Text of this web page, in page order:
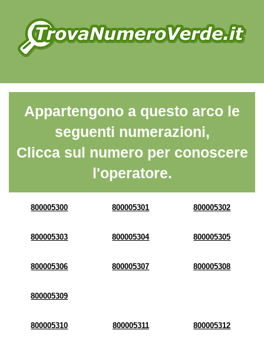
Appartengono a questo arco le
seguenti numerazioni,
Clicca sul numero per conoscere
l'operatore.
800005300 800005301 800005302
800005303 800005304 800005305
800005306 800005307 800005308
800005309
800005310 800005311 800005312